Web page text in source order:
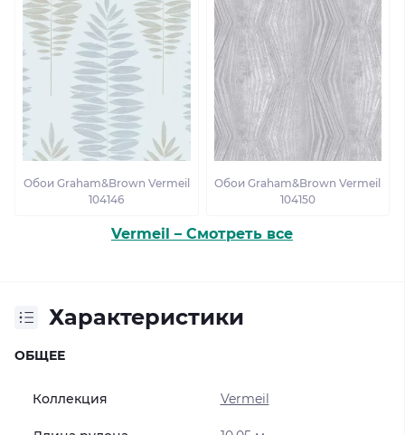
Обои Graham&Brown Vermeil
104146
Обои Graham&Brown Vermeil
104150
Vermeil – Смотреть все
Характеристики
ОБЩЕЕ
Коллекция Vermeil